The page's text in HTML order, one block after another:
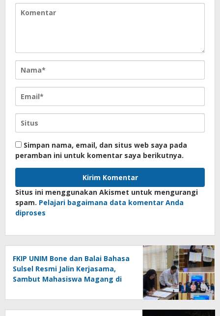
Simpan nama, email, dan situs web saya pada
peramban ini untuk komentar saya berikutnya.
Situs ini menggunakan Akismet untuk mengurangi
spam. Pelajari bagaimana data komentar Anda
diproses
FKIP UNIM Bone dan Balai Bahasa
Sulsel Resmi Jalin Kerjasama,
Sambut Mahasiswa Magang di